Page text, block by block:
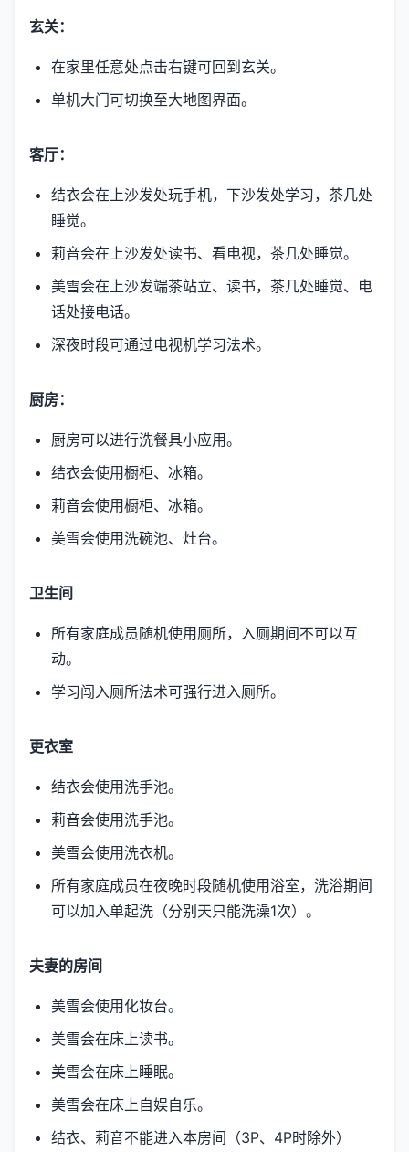
玄关：
在家里任意处点击右键可回到玄关。
单机大门可切换至大地图界面。
客厅：
结衣会在上沙发处玩手机，下沙发处学习，茶几处
睡觉。
莉音会在上沙发处读书、看电视，茶几处睡觉。
美雪会在上沙发端茶站立、读书，茶几处睡觉、电
话处接电话。
深夜时段可通过电视机学习法术。
厨房：
厨房可以进行洗餐具小应用。
结衣会使用橱柜、冰箱。
莉音会使用橱柜、冰箱。
美雪会使用洗碗池、灶台。
卫生间
所有家庭成员随机使用厕所，入厕期间不可以互
动。
学习闯入厕所法术可强行进入厕所。
更衣室
结衣会使用洗手池。
莉音会使用洗手池。
美雪会使用洗衣机。
所有家庭成员在夜晚时段随机使用浴室，洗浴期间
可以加入单起洗（分别天只能洗澡1次）。
夫妻的房间
美雪会使用化妆台。
美雪会在床上读书。
美雪会在床上睡眠。
美雪会在床上自娱自乐。
结衣、莉音不能进入本房间（3P、4P时除外）